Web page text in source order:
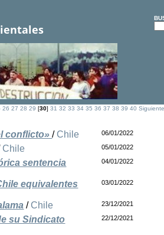
26 27 28 29 [30] 31 32 33 34 35 36 37 38 39 40 Siguiente
conflicto»/ Chile 06/01/2022
Chile 05/01/2022
sentencia
04/01/2022
equivalentes
03/01/2022
/ Chile 23/12/2021
su Sindicato
22/12/2021